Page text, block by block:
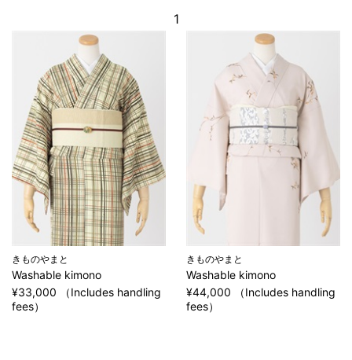
1
きものやまと
Washable kimono
¥33,000 （Includes handling
fees）
きものやまと
Washable kimono
¥44,000 （Includes handling
fees）